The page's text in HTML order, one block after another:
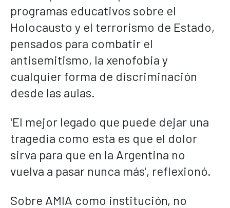
programas educativos sobre el
Holocausto y el terrorismo de Estado,
pensados para combatir el
antisemitismo, la xenofobia y
cualquier forma de discriminación
desde las aulas.
'El mejor legado que puede dejar una
tragedia como esta es que el dolor
sirva para que en la Argentina no
vuelva a pasar nunca más', reflexionó.
Sobre AMIA como institución, no